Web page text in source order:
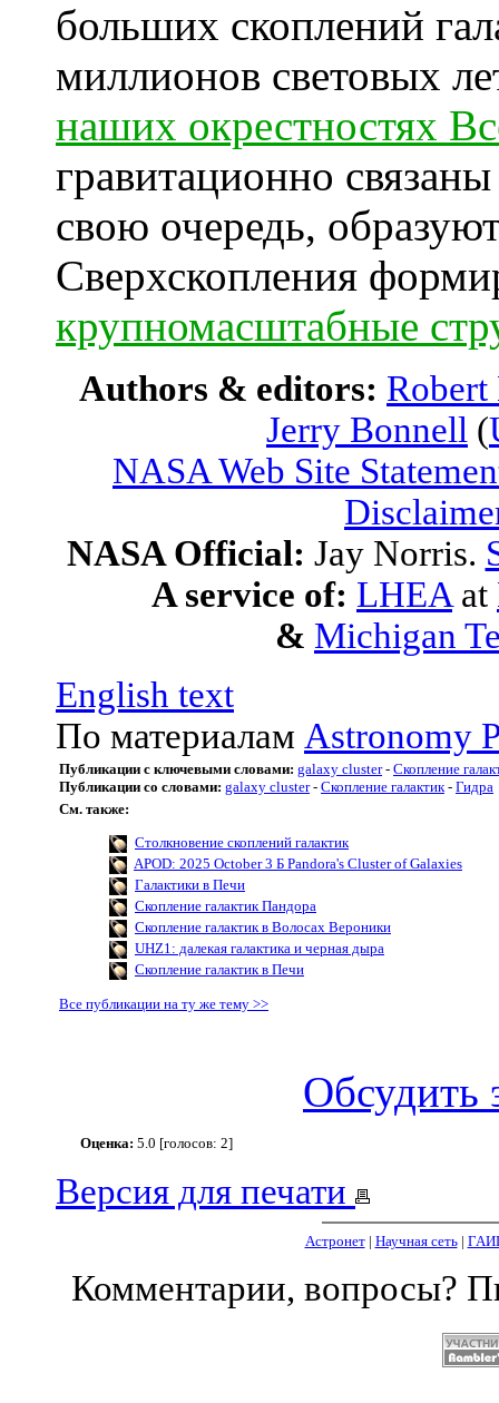
больших скоплений
миллионов световых
наших окрестностях
гравитационно
свою очередь,
Сверхскопления
крупномасштабные
Authors & editors:
Jerry Bonnell (
NASA Web Site
NASA Official: Jay Norris.
A service of: LHEA at
& Michigan
English text
По материалам Astronomy
Публикации с ключевыми словами: galaxy cluster- Скопление
Публикации со словами: galaxy cluster- Скопление галактик- Гидра
См. также:
Столкновение скоплений галактик
APOD: 2025 October 3 Б Pandora's Cluster of Galaxies
Галактики в Печи
Скопление галактик Пандора
Скопление галактик в Волосах Вероники
UHZ1: далекая галактика и черная дыра
Скопление галактик в Печи
Все публикации на ту же тему >>
Обсудить
Оценка: 5.0 [голосов: 2]
Версия для печати
Астронет| Научная сеть|
Комментарии, вопросы?